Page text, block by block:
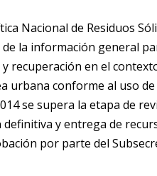
Nacional de Residuos
la información general
recuperación en el
urbana conforme al uso
se supera la etapa de
y entrega de
por parte del